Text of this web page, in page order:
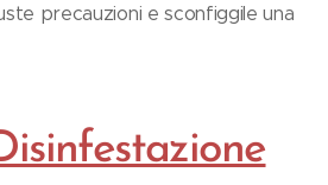
precauzioni e sconfiggile una